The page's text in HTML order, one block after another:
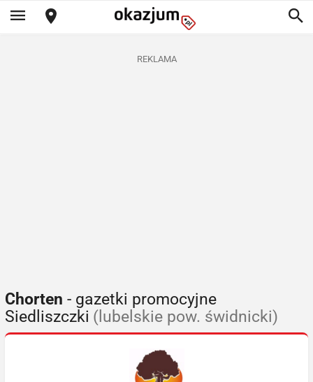
REKLAMA
Chorten - gazetki promocyjne
Siedliszczki (lubelskie pow. świdnicki)